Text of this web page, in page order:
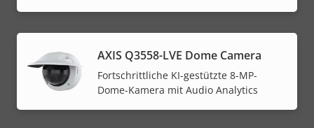
AXIS Q3558-LVE Dome Camera
Fortschrittliche KI-gestützte 8-MP-
Dome-Kamera mit Audio Analytics